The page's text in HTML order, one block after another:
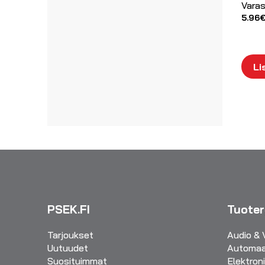
5.96
PSEK.FI
Tarjoukset
Uutuudet
Suosituimmat
Audio &